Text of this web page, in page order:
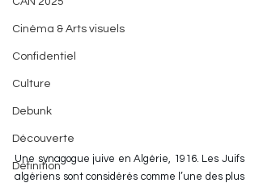
Cinéma & Arts visuels
Confidentiel
Culture
Debunk
Découverte
Définition
Une synagogue juive en Algérie, 1916. Les Juifs
algériens sont considérés comme l’une des plus